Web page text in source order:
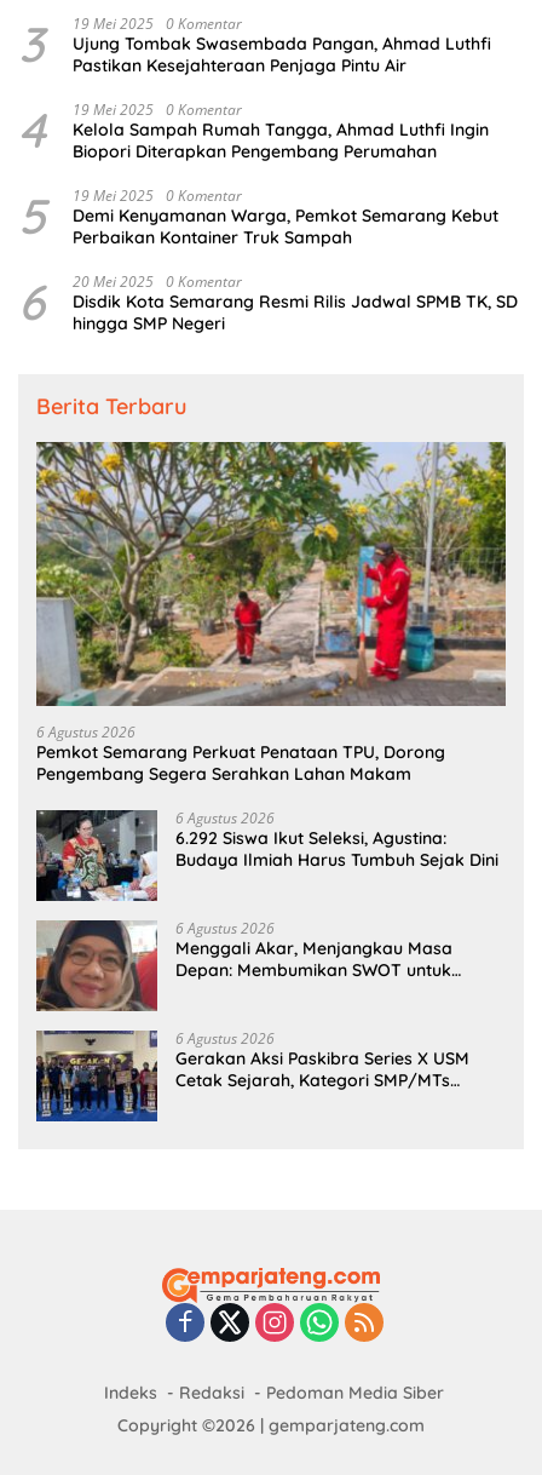
3 19 Mei 2025 0 Komentar
Ujung Tombak Swasembada Pangan, Ahmad Luthfi
Pastikan Kesejahteraan Penjaga Pintu Air
4 19 Mei 2025 0 Komentar
Kelola Sampah Rumah Tangga, Ahmad Luthfi Ingin
Biopori Diterapkan Pengembang Perumahan
5 19 Mei 2025 0 Komentar
Demi Kenyamanan Warga, Pemkot Semarang Kebut
Perbaikan Kontainer Truk Sampah
6 20 Mei 2025 0 Komentar
Disdik Kota Semarang Resmi Rilis Jadwal SPMB TK, SD
hingga SMP Negeri
Berita Terbaru
6 Agustus 2026
Pemkot Semarang Perkuat Penataan TPU, Dorong
Pengembang Segera Serahkan Lahan Makam
6 Agustus 2026
6.292 Siswa Ikut Seleksi, Agustina:
Budaya Ilmiah Harus Tumbuh Sejak Dini
6 Agustus 2026
Menggali Akar, Menjangkau Masa
Depan: Membumikan SWOT untuk
6 Agustus 2026
Gerakan Aksi Paskibra Series X USM
Cetak Sejarah, Kategori SMP/MTs
Indeks Redaksi
Pedoman Media Siber
Copyright ©2026 | gemparjateng.com